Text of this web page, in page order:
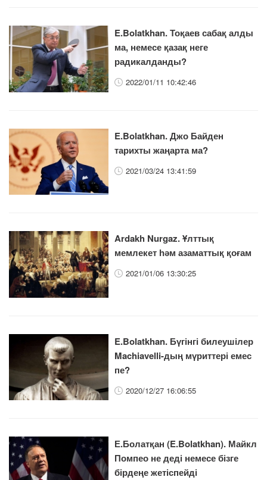
E.Bolatkhan. Тоқаев сабақ алды
ма, немесе қазақ неге
радикалданды?
2022/01/11 10:42:46
E.Bolatkhan. Джо Байден
тарихты жаңарта ма?
2021/03/24 13:41:59
Ardakh Nurgaz. Ұлттық
мемлекет һәм азаматтық қоғам
2021/01/06 13:30:25
E.Bolatkhan. Бүгінгі билеушілер
Machiavelli-дың мүриттері емес
пе?
2020/12/27 16:06:55
Е.Болатқан (E.Bolatkhan). Майкл
Помпео не деді немесе бізге
бірдеңе жетіспейді